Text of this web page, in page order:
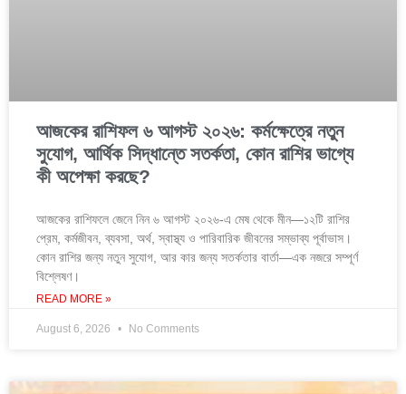
আজকের রাশিফল ৬ আগস্ট ২০২৬: কর্মক্ষেত্রে নতুন
সুযোগ, আর্থিক সিদ্ধান্তে সতর্কতা, কোন রাশির ভাগ্যে
কী অপেক্ষা করছে?
আজকের রাশিফলে জেনে নিন ৬ আগস্ট ২০২৬-এ মেষ থেকে মীন—১২টি রাশির
প্রেম, কর্মজীবন, ব্যবসা, অর্থ, স্বাস্থ্য ও পারিবারিক জীবনের সম্ভাব্য পূর্বাভাস।
কোন রাশির জন্য নতুন সুযোগ, আর কার জন্য সতর্কতার বার্তা—এক নজরে সম্পূর্ণ
বিশ্লেষণ।
READ MORE »
August 6, 2026 No Comments